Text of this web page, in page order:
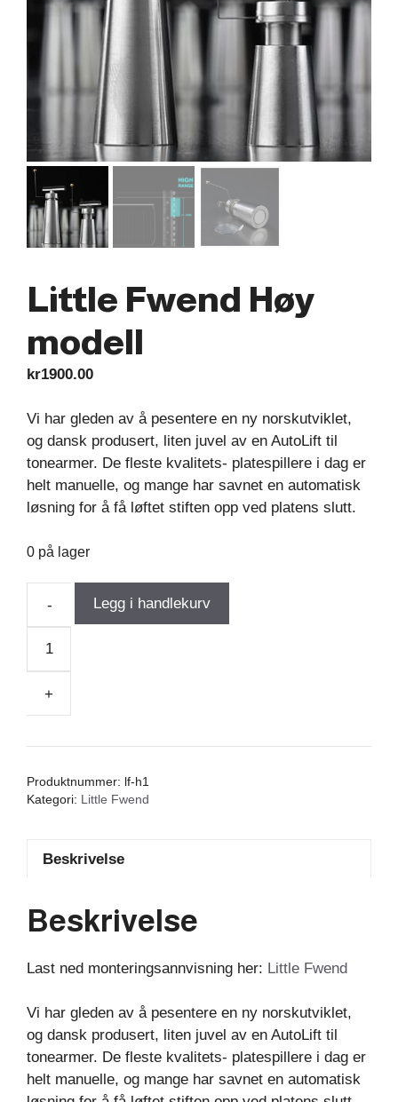
Little Fwend Høy
modell
kr1900.00
Vi har gleden av å pesentere en ny norskutviklet,
og dansk produsert, liten juvel av en AutoLift til
tonearmer. De fleste kvalitets- platespillere i dag er
helt manuelle, og mange har savnet en automatisk
løsning for å få løftet stiften opp ved platens slutt.
0 på lager
-
+
Legg i handlekurv
Produktnummer: lf-h1
Kategori: Little Fwend
Beskrivelse
Beskrivelse
Last ned monteringsannvisning her: Little Fwend
Vi har gleden av å pesentere en ny norskutviklet,
og dansk produsert, liten juvel av en AutoLift til
tonearmer. De fleste kvalitets- platespillere i dag er
helt manuelle, og mange har savnet en automatisk